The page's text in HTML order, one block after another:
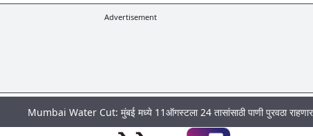
Advertisement
Water Cut: मुंबई मध्ये 11ऑगस्टला 24 तासांसाठी पाणी पुरवठा राहणार बंद; पहा कुठे